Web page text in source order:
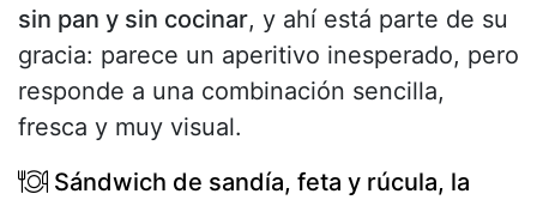
sin pan y sin cocinar, y ahí está parte de su
gracia: parece un aperitivo inesperado, pero
responde a una combinación sencilla,
fresca y muy visual.
Sándwich de sandía, feta y rúcula, la